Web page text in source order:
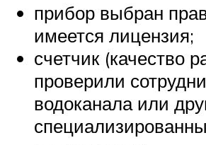
прибор выбран
имеется лицензия;
счетчик (качество
проверили
водоканала или